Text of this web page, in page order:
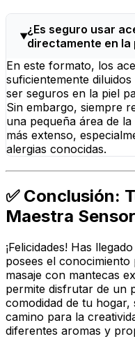
¿Es seguro usar
directamente en la
En este formato, los
suficientemente
ser seguros en la piel
Sin embargo, siempre
una pequeña área de
más extenso,
alergias conocidas.
✅ Conclusión:
Maestra
¡Felicidades! Has
posees el
masaje con mantecas
permite disfrutar de un
comodidad de tu
camino para la
diferentes aromas y